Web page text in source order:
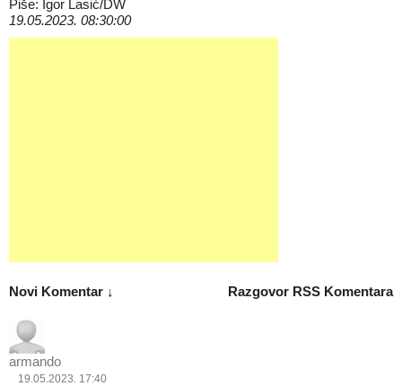
Piše: Igor Lasić/DW
19.05.2023. 08:30:00
Razgovor RSS Komentara
Novi Komentar ↓
armando
19.05.2023. 17:40